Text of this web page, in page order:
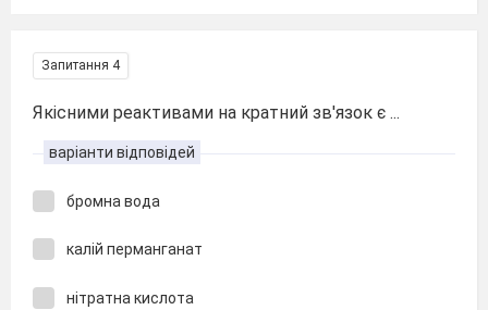
Запитання 4
Якісними реактивами на кратний зв'язок є ...
варіанти відповідей
бромна вода
калій перманганат
нітратна кислота